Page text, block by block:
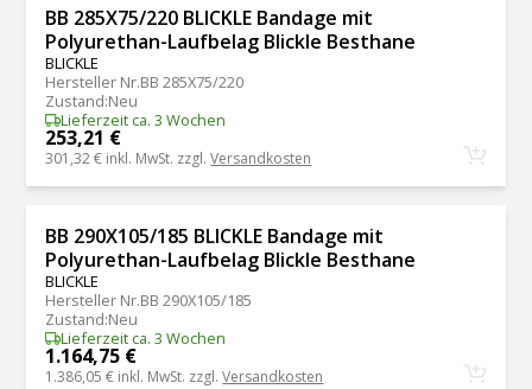
BB 285X75/220 BLICKLE Bandage mit
Polyurethan-Laufbelag Blickle Besthane
BLICKLE
Hersteller Nr.BB 285X75/220
Zustand:Neu
Lieferzeit ca. 3 Wochen
253,21 €
301,32 € inkl. MwSt. zzgl.Versandkosten
BB 290X105/185 BLICKLE Bandage mit
Polyurethan-Laufbelag Blickle Besthane
BLICKLE
Hersteller Nr.BB 290X105/185
Zustand:Neu
Lieferzeit ca. 3 Wochen
1.164,75 €
1.386,05 € inkl. MwSt. zzgl.Versandkosten